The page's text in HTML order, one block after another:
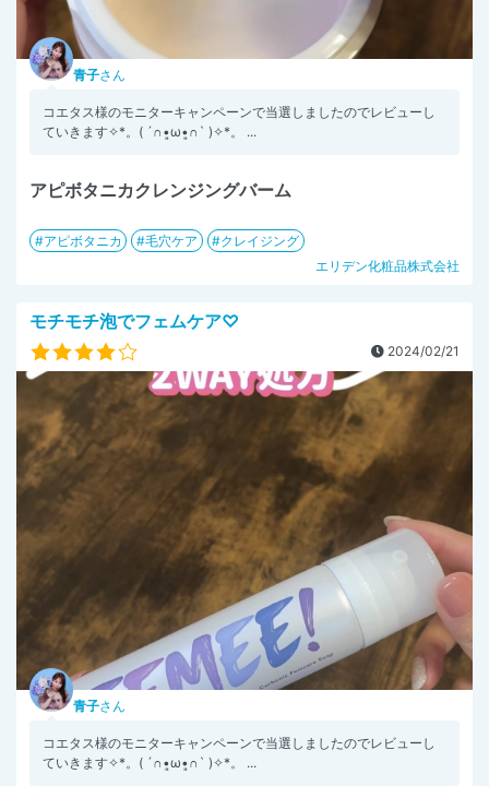
青子さん
コエタス様のモニターキャンペーンで当選しましたのでレビューし
ていきます✧︎*。( ´∩︎•͈ω•͈∩︎` )✧︎*。 ...
アピボタニカクレンジングバーム
アピボタニカ 毛穴ケア
クレイジング
エリデン化粧品株式会社
モチモチ泡でフェムケア♡
2024/02/21
青子さん
コエタス様のモニターキャンペーンで当選しましたのでレビューし
ていきます✧︎*。( ´∩︎•͈ω•͈∩︎` )✧︎*。 ...